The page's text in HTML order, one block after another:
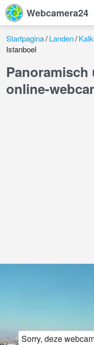
Webcamera24
Startpagina Landen
Istanboel
online-
Sorry, deze